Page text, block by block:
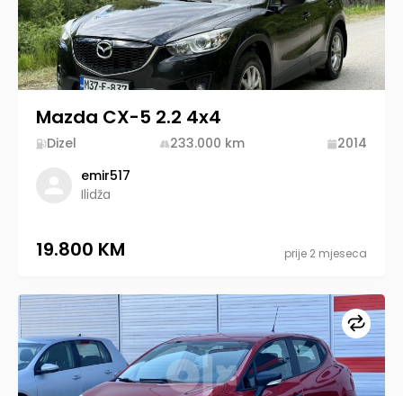
Mazda CX-5 2.2 4x4
Dizel 233.000 km
2014
emir517
Ilidža
19.800 KM prije 2 mjeseca